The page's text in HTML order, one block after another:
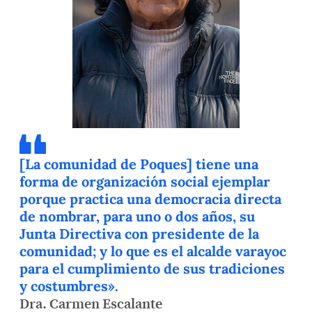
[La comunidad de Poques] tiene una
forma de organización social ejemplar
porque practica una democracia directa
de nombrar, para uno o dos años, su
Junta Directiva con presidente de la
comunidad; y lo que es el alcalde varayoc
para el cumplimiento de sus tradiciones
y costumbres».
Dra. Carmen Escalante